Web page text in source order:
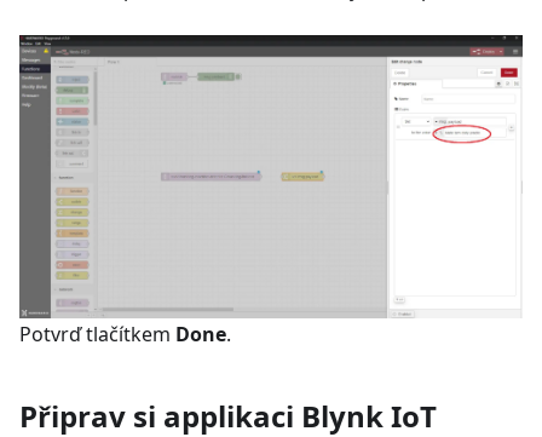
Potvrď tlačítkem Done.
Připrav si applikaci Blynk IoT